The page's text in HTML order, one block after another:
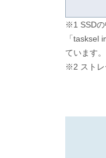
※1 SSDの
「tasksel
ています。
※2 ストレ